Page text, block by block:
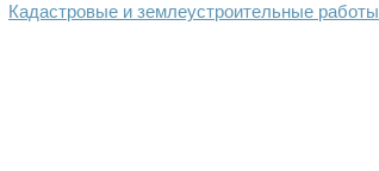
Кадастровые и землеустроительные работы